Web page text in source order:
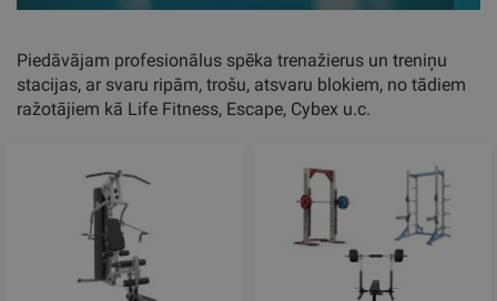
Piedāvājam profesionālus spēka trenažierus un treniņu
stacijas, ar svaru ripām, trošu, atsvaru blokiem, no tādiem
ražotājiem kā Life Fitness, Escape, Cybex u.c.